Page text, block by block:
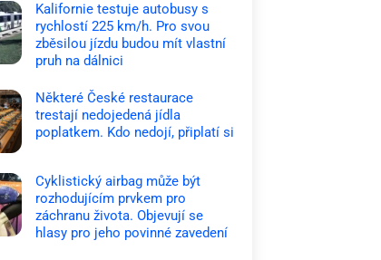
Kalifornie testuje autobusy s
rychlostí 225 km/h. Pro svou
zběsilou jízdu budou mít vlastní
pruh na dálnici
Některé České restaurace
trestají nedojedená jídla
poplatkem. Kdo nedojí, připlatí si
Cyklistický airbag může být
rozhodujícím prvkem pro
záchranu života. Objevují se
hlasy pro jeho povinné zavedení